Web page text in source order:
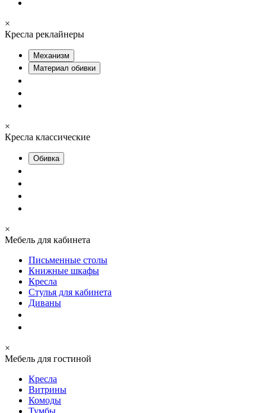
×
Кресла реклайнеры
Механизм
Материал обивки
×
Кресла классические
Обивка
×
Мебель для кабинета
Письменные столы
Книжные шкафы
Кресла
Стулья для кабинета
Диваны
×
Мебель для гостиной
Кресла
Витрины
Комоды
Тумбы